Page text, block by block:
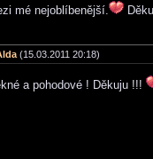
mé nejoblíbenější.
(15.03.2011 20:18)
a pohodové ! Děkuju !!!